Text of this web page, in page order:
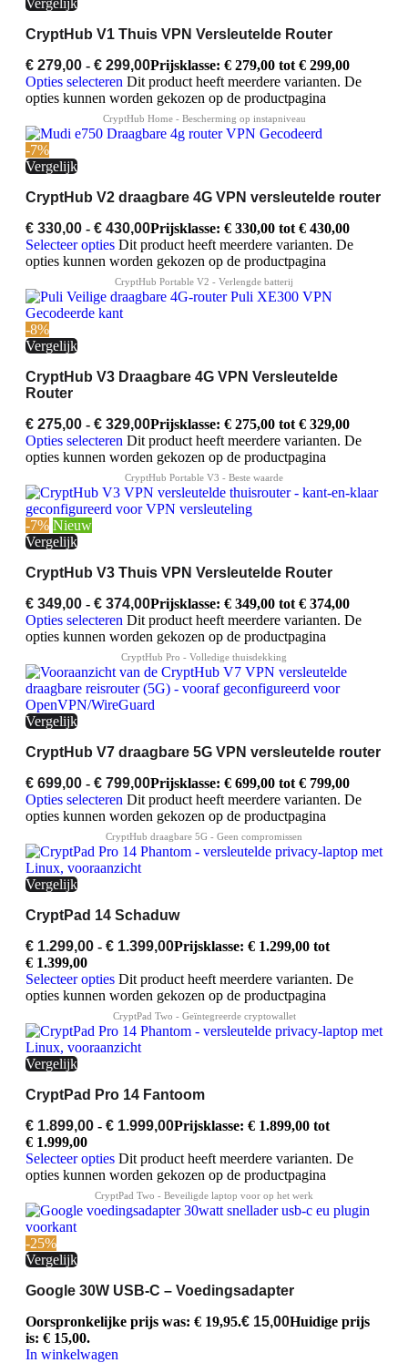
CryptHub V1 Thuis VPN Versleutelde Router
€ 279,00 - € 299,00Prijsklasse: € 279,00 tot € 299,00
Opties selecteren Dit product heeft meerdere varianten. De
opties kunnen worden gekozen op de productpagina
-7%
Vergelijk
CryptHub V2 draagbare 4G VPN versleutelde router
€ 330,00 - € 430,00Prijsklasse: € 330,00 tot € 430,00
Selecteer opties Dit product heeft meerdere varianten. De
opties kunnen worden gekozen op de productpagina
-8%
Vergelijk
CryptHub V3 Draagbare 4G VPN Versleutelde
Router
€ 275,00 - € 329,00Prijsklasse: € 275,00 tot € 329,00
Opties selecteren Dit product heeft meerdere varianten. De
opties kunnen worden gekozen op de productpagina
-7% Nieuw
Vergelijk
CryptHub V3 Thuis VPN Versleutelde Router
€ 349,00 - € 374,00Prijsklasse: € 349,00 tot € 374,00
Opties selecteren Dit product heeft meerdere varianten. De
opties kunnen worden gekozen op de productpagina
Vergelijk
CryptHub V7 draagbare 5G VPN versleutelde router
€ 699,00 - € 799,00Prijsklasse: € 699,00 tot € 799,00
Opties selecteren Dit product heeft meerdere varianten. De
opties kunnen worden gekozen op de productpagina
Vergelijk
CryptPad 14 Schaduw
€ 1.299,00 - € 1.399,00Prijsklasse: € 1.299,00 tot
€ 1.399,00
Selecteer opties Dit product heeft meerdere varianten. De
opties kunnen worden gekozen op de productpagina
Vergelijk
CryptPad Pro 14 Fantoom
€ 1.899,00 - € 1.999,00Prijsklasse: € 1.899,00 tot
€ 1.999,00
Selecteer opties Dit product heeft meerdere varianten. De
opties kunnen worden gekozen op de productpagina
-25%
Vergelijk
Google 30W USB-C – Voedingsadapter
Oorspronkelijke prijs was: € 19,95.€ 15,00Huidige prijs
is: € 15,00.
In winkelwagen